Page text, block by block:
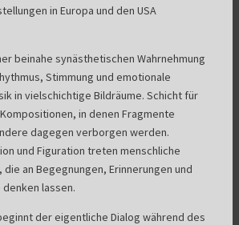
in Europa und den USA
beinahe synästhetischen Wahrnehmung
Stimmung und emotionale
in vielschichtige Bildräume. Schicht für
in denen Fragmente
dagegen verborgen werden.
und Figuration treten menschliche
an Begegnungen, Erinnerungen und
lassen.
der eigentliche Dialog während des